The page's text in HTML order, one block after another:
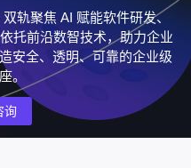
轨聚焦 AI 赋能软件研发、
托前沿数智技术，助力企业
安全、透明、可靠的企业级
。
询